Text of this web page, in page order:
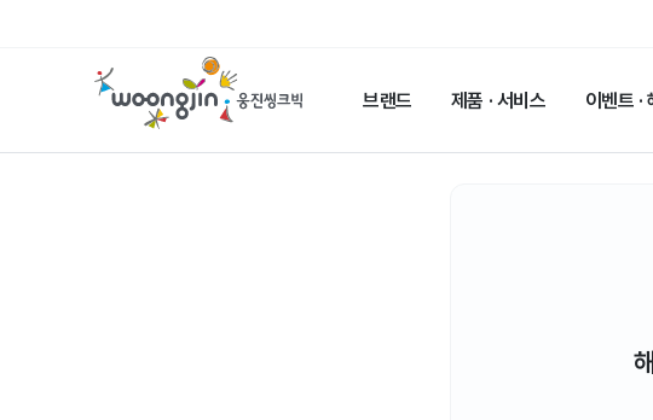
웅
진
크
브랜드 제품 · 서비스 이벤트 ·